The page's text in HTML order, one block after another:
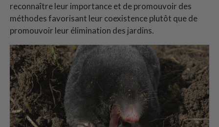
reconnaître leur importance et de promouvoir des
méthodes favorisant leur coexistence plutôt que de
promouvoir leur élimination des jardins.